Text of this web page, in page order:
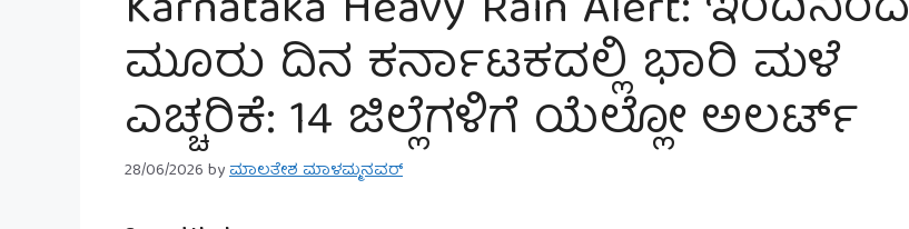
ಮೂರು ದಿನ ಕರ್ನಾಟಕದಲ್ಲಿ ಭಾರಿ ಮಳೆ
ಎಚ್ಚರಿಕೆ: 14 ಜಿಲ್ಲೆಗಳಿಗೆ ಯೆಲ್ಲೋ ಅಲರ್ಟ್
28/06/2026byಮಾಲತೇಶ ಮಾಳಮ್ಮನವರ್